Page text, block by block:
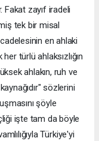
zayıf iradeli
tek bir misal
en ahlaki
türlü ahlaksızlığın
ahlakın, ruh ve
sözlerini
şöyle
işte tam da böyle
Türkiye'yi